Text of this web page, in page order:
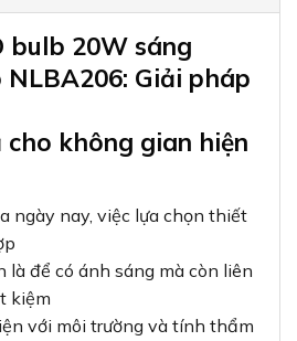
bulb 20W sáng
Giải pháp
cho không gian hiện
ngày nay, việc lựa chọn thiết
là để có ánh sáng mà còn liên
kiệm
với môi trường và tính thẩm